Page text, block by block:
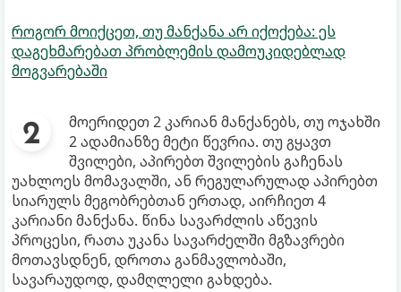
როგორ მოიქცეთ, თუ მანქანა არ იქოქება: ეს
დაგეხმარებათ პრობლემის დამოუკიდებლად
მოგვარებაში
მოერიდეთ 2 კარიან მანქანებს, თუ ოჯახში
2 ადამიანზე მეტი წევრია. თუ გყავთ
შვილები, აპირებთ შვილების გაჩენას
უახლოეს მომავალში, ან რეგულარულად აპირებთ
სიარულს მეგობრებთან ერთად, აირჩიეთ 4
კარიანი მანქანა. წინა სავარძლის აწევის
პროცესი, რათა უკანა სავარძელში მგზავრები
მოთავსდნენ, დროთა განმავლობაში,
სავარაუდოდ, დამღლელი გახდება.